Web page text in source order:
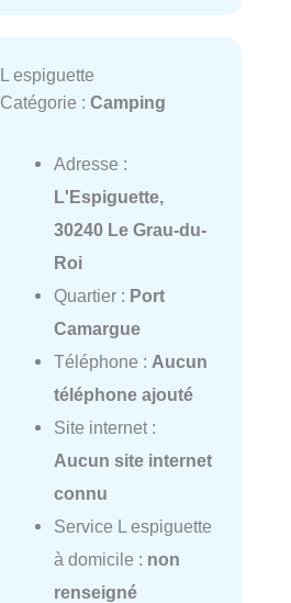
L espiguette
Catégorie : Camping
Adresse :
L'Espiguette,
30240 Le Grau-du-
Roi
Quartier : Port
Camargue
Téléphone : Aucun
téléphone ajouté
Site internet :
Aucun site internet
connu
Service L espiguette
à domicile : non
renseigné